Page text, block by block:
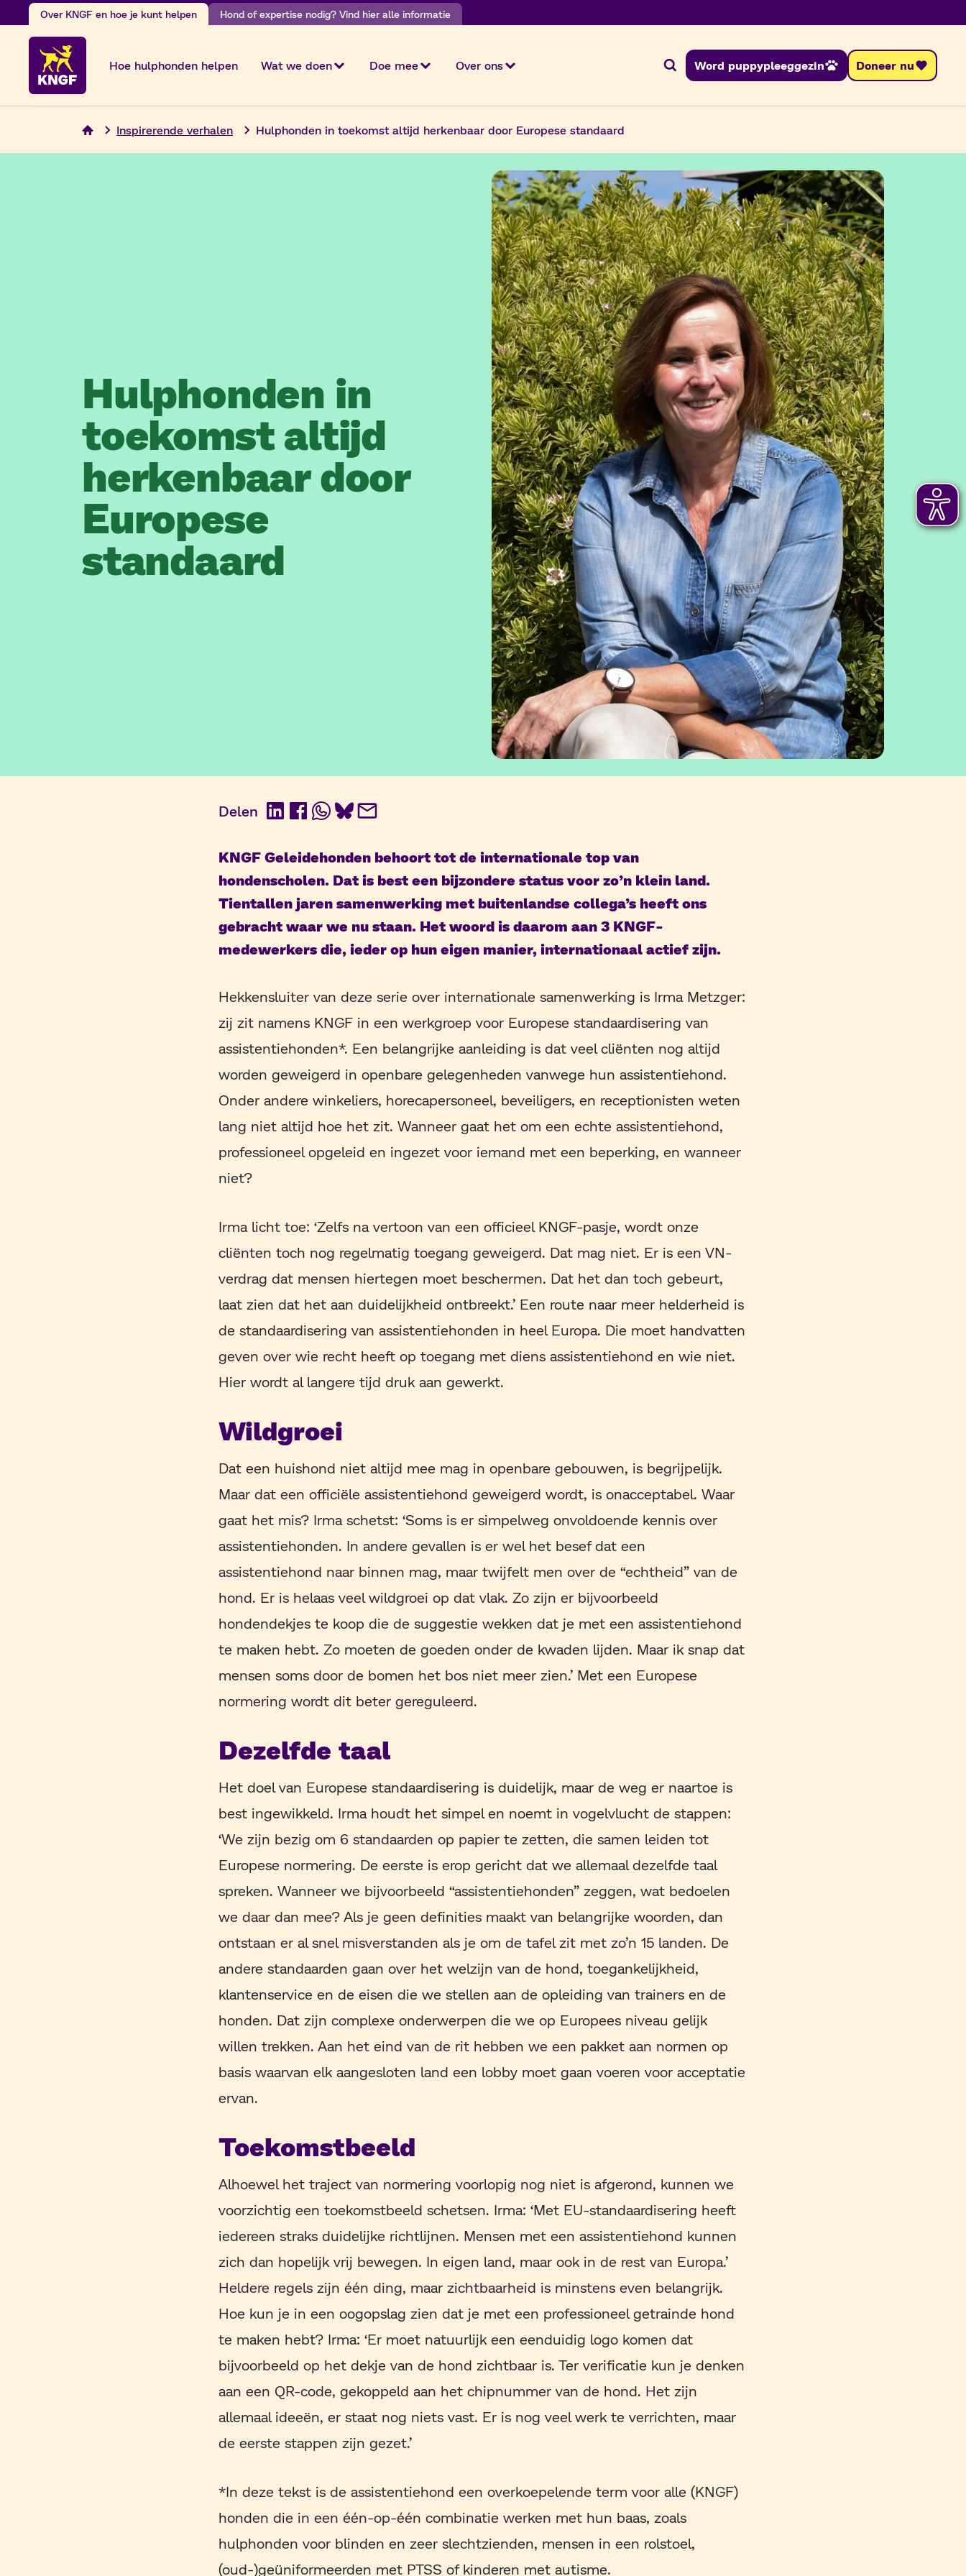
inhoud
Over KNGF en hoe je kunt helpen Hond of expertise nodig? Vind hier alle informatie
Hoe hulphonden helpen Wat we doen Doe mee Over ons ZoekenWord puppypleeggezin Doneer nu
Inspirerende verhalen Hulphonden in toekomst altijd herkenbaar door Europese standaard
Hulphonden in
toekomst altijd
herkenbaar door
Europese
standaard
Delen
LinkedIn
Facebook
WhatsApp
BlueSky
E-
mail
KNGF Geleidehonden behoort tot de internationale top van
hondenscholen. Dat is best een bijzondere status voor zo’n klein land.
Tientallen jaren samenwerking met buitenlandse collega’s heeft ons
gebracht waar we nu staan. Het woord is daarom aan 3 KNGF-
medewerkers die, ieder op hun eigen manier, internationaal actief zijn.
Hekkensluiter van deze serie over internationale samenwerking is Irma Metzger:
zij zit namens KNGF in een werkgroep voor Europese standaardisering van
assistentiehonden*. Een belangrijke aanleiding is dat veel cliënten nog altijd
worden geweigerd in openbare gelegenheden vanwege hun assistentiehond.
Onder andere winkeliers, horecapersoneel, beveiligers, en receptionisten weten
lang niet altijd hoe het zit. Wanneer gaat het om een echte assistentiehond,
professioneel opgeleid en ingezet voor iemand met een beperking, en wanneer
niet?
Irma licht toe: ‘Zelfs na vertoon van een officieel KNGF-pasje, wordt onze
cliënten toch nog regelmatig toegang geweigerd. Dat mag niet. Er is een VN-
verdrag dat mensen hiertegen moet beschermen. Dat het dan toch gebeurt,
laat zien dat het aan duidelijkheid ontbreekt.’ Een route naar meer helderheid is
de standaardisering van assistentiehonden in heel Europa. Die moet handvatten
geven over wie recht heeft op toegang met diens assistentiehond en wie niet.
Hier wordt al langere tijd druk aan gewerkt.
Wildgroei
Dat een huishond niet altijd mee mag in openbare gebouwen, is begrijpelijk.
Maar dat een officiële assistentiehond geweigerd wordt, is onacceptabel. Waar
gaat het mis? Irma schetst: ‘Soms is er simpelweg onvoldoende kennis over
assistentiehonden. In andere gevallen is er wel het besef dat een
assistentiehond naar binnen mag, maar twijfelt men over de “echtheid” van de
hond. Er is helaas veel wildgroei op dat vlak. Zo zijn er bijvoorbeeld
hondendekjes te koop die de suggestie wekken dat je met een assistentiehond
te maken hebt. Zo moeten de goeden onder de kwaden lijden. Maar ik snap dat
mensen soms door de bomen het bos niet meer zien.’ Met een Europese
normering wordt dit beter gereguleerd.
Dezelfde taal
Het doel van Europese standaardisering is duidelijk, maar de weg er naartoe is
best ingewikkeld. Irma houdt het simpel en noemt in vogelvlucht de stappen:
‘We zijn bezig om 6 standaarden op papier te zetten, die samen leiden tot
Europese normering. De eerste is erop gericht dat we allemaal dezelfde taal
spreken. Wanneer we bijvoorbeeld “assistentiehonden” zeggen, wat bedoelen
we daar dan mee? Als je geen definities maakt van belangrijke woorden, dan
ontstaan er al snel misverstanden als je om de tafel zit met zo’n 15 landen. De
andere standaarden gaan over het welzijn van de hond, toegankelijkheid,
klantenservice en de eisen die we stellen aan de opleiding van trainers en de
honden. Dat zijn complexe onderwerpen die we op Europees niveau gelijk
willen trekken. Aan het eind van de rit hebben we een pakket aan normen op
basis waarvan elk aangesloten land een lobby moet gaan voeren voor acceptatie
ervan.
Toekomstbeeld
Alhoewel het traject van normering voorlopig nog niet is afgerond, kunnen we
voorzichtig een toekomstbeeld schetsen. Irma: ‘Met EU-standaardisering heeft
iedereen straks duidelijke richtlijnen. Mensen met een assistentiehond kunnen
zich dan hopelijk vrij bewegen. In eigen land, maar ook in de rest van Europa.’
Heldere regels zijn één ding, maar zichtbaarheid is minstens even belangrijk.
Hoe kun je in een oogopslag zien dat je met een professioneel getrainde hond
te maken hebt? Irma: ‘Er moet natuurlijk een eenduidig logo komen dat
bijvoorbeeld op het dekje van de hond zichtbaar is. Ter verificatie kun je denken
aan een QR-code, gekoppeld aan het chipnummer van de hond. Het zijn
allemaal ideeën, er staat nog niets vast. Er is nog veel werk te verrichten, maar
de eerste stappen zijn gezet.’
*In deze tekst is de assistentiehond een overkoepelende term voor alle (KNGF)
honden die in een één-op-één combinatie werken met hun baas, zoals
hulphonden voor blinden en zeer slechtzienden, mensen in een rolstoel,
(oud-)geüniformeerden met PTSS of kinderen met autisme.